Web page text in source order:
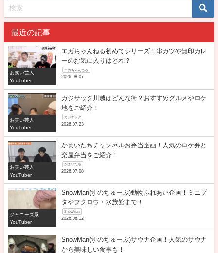
最近の記事
お笑い芸人
YouTuber
エガちゃんねる初めてシリーズ！串カツや無印カレ
ーのお気に入りはどれ？
エガちゃんねる
2026.08.07
お笑い芸人
YouTuber
カジサック川越はどんな街？おすすめグルメやロケ
地をご紹介！
カジサック
2026.07.23
お笑い芸人
YouTuber
かまいたちチャンネルお弁当企画！人気のロケ弁と
楽屋弁当をご紹介！
かまいたち
2026.07.08
ジャニーズ系
YouTuber
SnowMan(すのちゅーぶ)動物ふれあい企画！ミニブ
タやフクロウ・水族館まで！
SnowMan
2026.06.12
SnowMan(すのちゅーぶ)サウナ企画！人気のサウナ
から美味しい食事も！